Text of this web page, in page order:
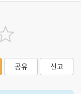
공유 신고